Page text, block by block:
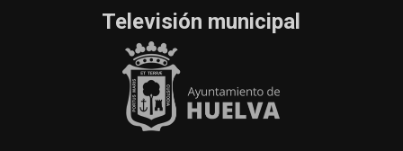
Televisión municipal